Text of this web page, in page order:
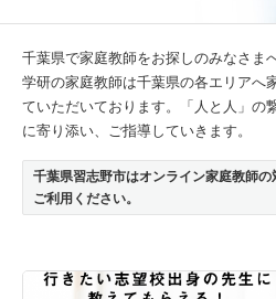
千葉県で家庭教師をお探しのみなさまへ
学研の家庭教師は千葉県の各エリアへ
ていただいております。「人と人」の
に寄り添い、ご指導していきます。
千葉県習志野市はオンライン家庭教師
ご利用ください。